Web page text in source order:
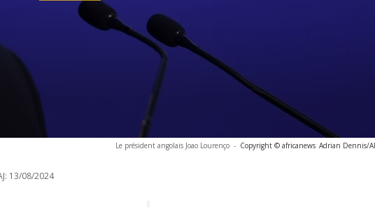
Le président angolais Joao Lourenço - Copyright © africanews Adrian Dennis/
13/08/2024